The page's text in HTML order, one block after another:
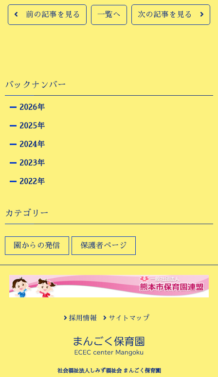
前の記事を見る 一覧へ 次の記事を見る
バックナンバー
2026年
2025年
2024年
2023年
2022年
カテゴリー
園からの発信 保護者ページ
採用情報 サイトマップ
社会福祉法人しみず福祉会 まんごく保育園